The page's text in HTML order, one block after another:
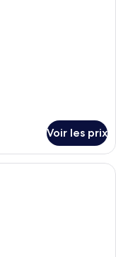
Voir les prix